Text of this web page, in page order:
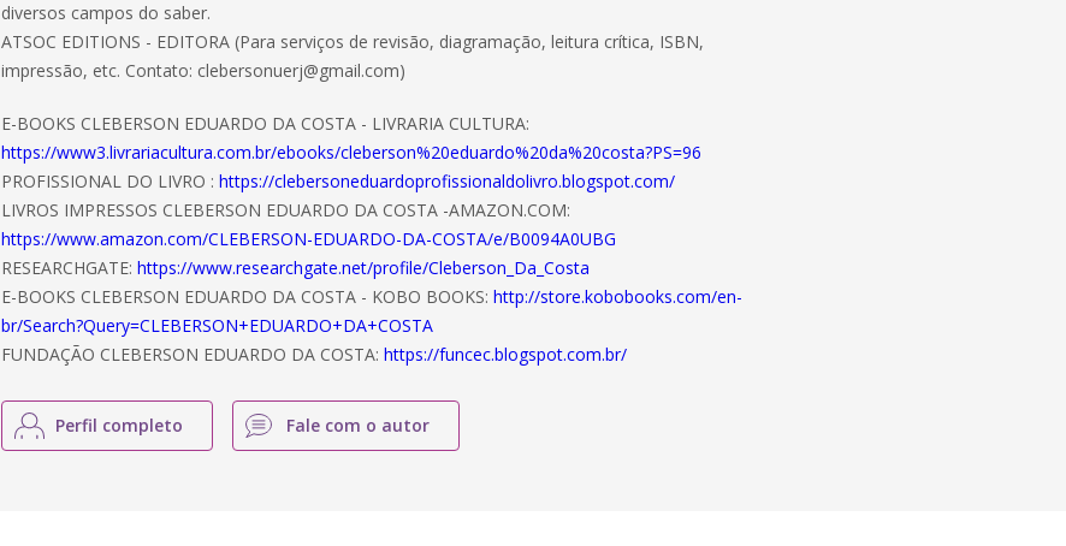
diversos campos do saber.
ATSOC EDITIONS - EDITORA (Para serviços de revisão, diagramação, leitura crítica, ISBN,
impressão, etc. Contato: clebersonuerj@gmail.com)
E-BOOKS CLEBERSON EDUARDO DA COSTA - LIVRARIA CULTURA:
https://www3.livrariacultura.com.br/ebooks/cleberson%20eduardo%20da%20costa?PS=96
PROFISSIONAL DO LIVRO :https://clebersoneduardoprofissionaldolivro.blogspot.com/
LIVROS IMPRESSOS CLEBERSON EDUARDO DA COSTA -AMAZON.COM:
https://www.amazon.com/CLEBERSON-EDUARDO-DA-COSTA/e/B0094A0UBG
RESEARCHGATE:https://www.researchgate.net/profile/Cleberson_Da_Costa
E-BOOKS CLEBERSON EDUARDO DA COSTA - KOBO BOOKS:http://store.kobobooks.com/en-
br/Search?Query=CLEBERSON+EDUARDO+DA+COSTA
FUNDAÇÃO CLEBERSON EDUARDO DA COSTA:https://funcec.blogspot.com.br/
Perfil completo Fale com o autor